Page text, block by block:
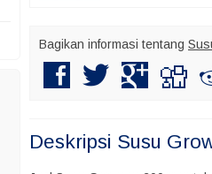
Bagikan informasi tentang
Deskripsi Susu